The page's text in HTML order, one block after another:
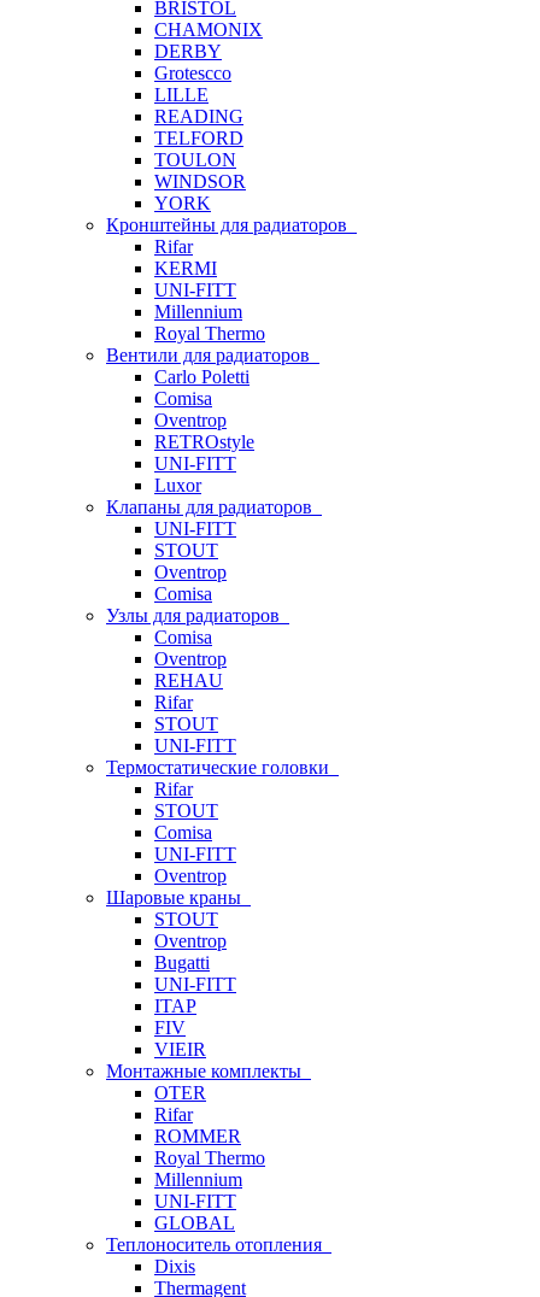
BRISTOL
CHAMONIX
DERBY
Grotescco
LILLE
READING
TELFORD
TOULON
WINDSOR
YORK
Кронштейны для радиаторов
Rifar
KERMI
UNI-FITT
Millennium
Royal Thermo
Вентили для радиаторов
Carlo Poletti
Comisa
Oventrop
RETROstyle
UNI-FITT
Luxor
Клапаны для радиаторов
UNI-FITT
STOUT
Oventrop
Comisa
Узлы для радиаторов
Comisa
Oventrop
REHAU
Rifar
STOUT
UNI-FITT
Термостатические головки
Rifar
STOUT
Comisa
UNI-FITT
Oventrop
Шаровые краны
STOUT
Oventrop
Bugatti
UNI-FITT
ITAP
FIV
VIEIR
Монтажные комплекты
OTER
Rifar
ROMMER
Royal Thermo
Millennium
UNI-FITT
GLOBAL
Теплоноситель отопления
Dixis
Thermagent